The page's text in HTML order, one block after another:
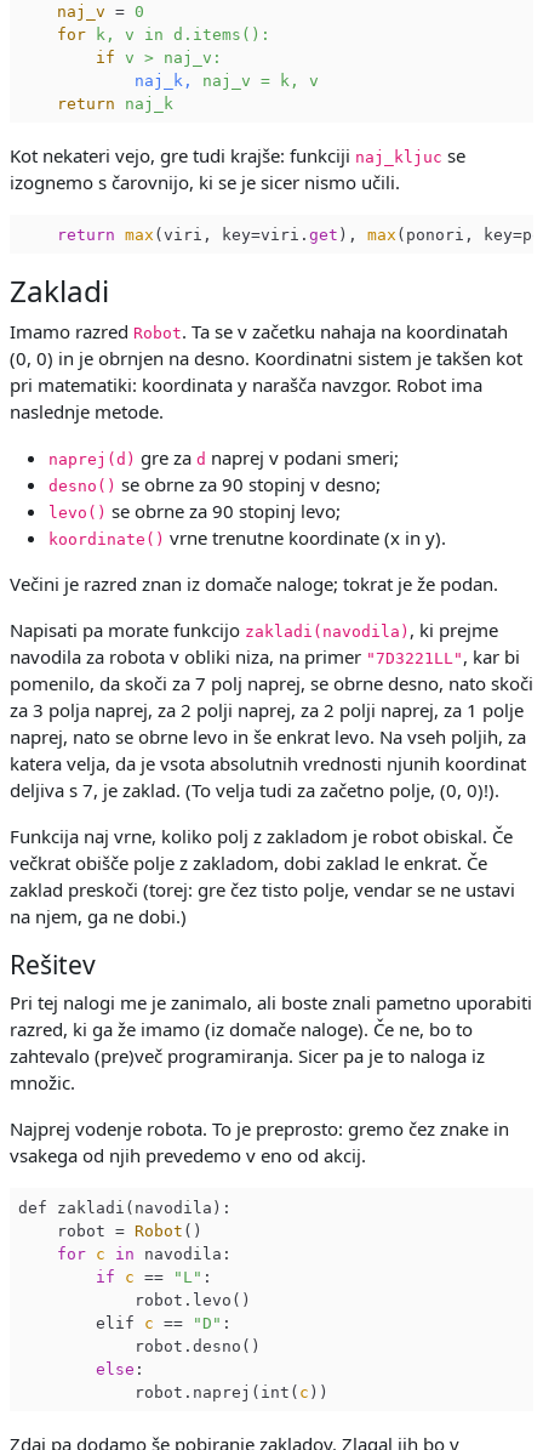
naj_v = 0
for
k, v in d.items():
if v > naj_v:
naj_k,
naj_v = k, v
return
naj_k
Kot nekateri vejo, gre tudi krajše: funkciji naj_kljuc se
izognemo s čarovnijo, ki se je sicer nismo učili.
return max (viri, key=viri. get ), max (ponori,
Zakladi
Imamo razred Robot. Ta se v začetku nahaja na koordinatah
(0, 0) in je obrnjen na desno. Koordinatni sistem je takšen kot
pri matematiki: koordinata y narašča navzgor. Robot ima
naslednje metode.
naprej(d) gre za d naprej v podani smeri;
desno() se obrne za 90 stopinj v desno;
levo() se obrne za 90 stopinj levo;
koordinate() vrne trenutne koordinate (x in y).
Večini je razred znan iz domače naloge; tokrat je že podan.
Napisati pa morate funkcijo zakladi(navodila) , ki prejme
navodila za robota v obliki niza, na primer "7D3221LL" , kar bi
pomenilo, da skoči za 7 polj naprej, se obrne desno, nato skoči
za 3 polja naprej, za 2 polji naprej, za 2 polji naprej, za 1 polje
naprej, nato se obrne levo in še enkrat levo. Na vseh poljih, za
katera velja, da je vsota absolutnih vrednosti njunih koordinat
deljiva s 7, je zaklad. (To velja tudi za začetno polje, (0, 0)!).
Funkcija naj vrne, koliko polj z zakladom je robot obiskal. Če
večkrat obišče polje z zakladom, dobi zaklad le enkrat. Če
zaklad preskoči (torej: gre čez tisto polje, vendar se ne ustavi
na njem, ga ne dobi.)
Rešitev
Pri tej nalogi me je zanimalo, ali boste znali pametno uporabiti
razred, ki ga že imamo (iz domače naloge). Če ne, bo to
zahtevalo (pre)več programiranja. Sicer pa je to naloga iz
množic.
Najprej vodenje robota. To je preprosto: gremo čez znake in
vsakega od njih prevedemo v eno od akcij.
def zakladi(navodila):
    robot =
Robot ()
for
c in navodila:
if
c == "L" :
            robot.levo()
        elif
c == "D" :
            robot.desno()
else :
            robot.naprej(int(
c
Zdaj pa dodamo še pobiranje zakladov. Zlagal jih bo v